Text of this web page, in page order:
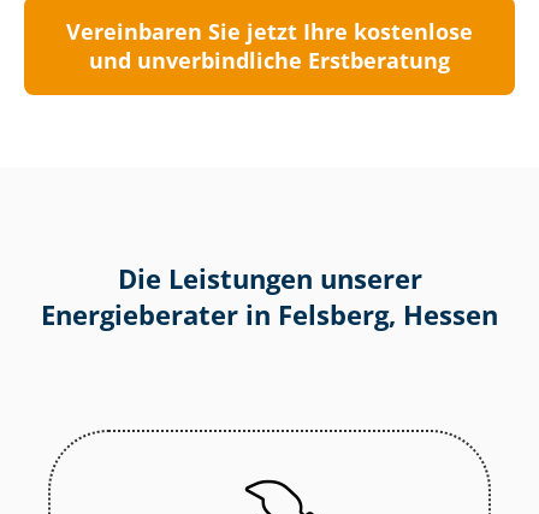
Vereinbaren Sie jetzt Ihre kostenlose
und unverbindliche Erstberatung
Die Leistungen unserer
Energieberater in Felsberg, Hessen